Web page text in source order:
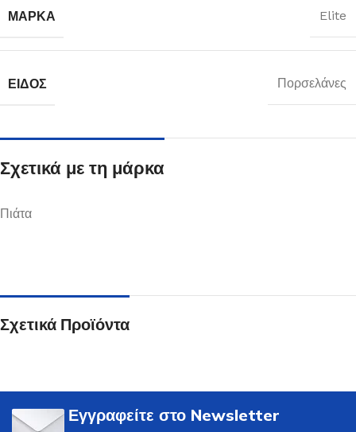
ΜΆΡΚΑ Elite
ΕΊΔΟΣ Πορσελάνες
Σχετικά με τη μάρκα
Πιάτα
Σχετικά Προϊόντα
Εγγραφείτε στο Newsletter